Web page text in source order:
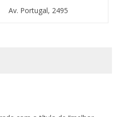
Av. Portugal, 2495